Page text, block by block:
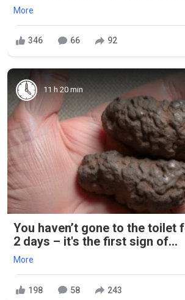
More
346 66 92
11 h 20 min
You haven’t gone to the toilet
2 days – it's the first sign of...
More
198 58 243